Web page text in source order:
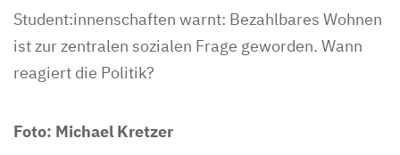
Student:innenschaften warnt: Bezahlbares Wohnen
ist zur zentralen sozialen Frage geworden. Wann
reagiert die Politik?
Foto: Michael Kretzer